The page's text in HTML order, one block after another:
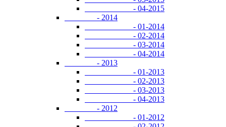
- 04-2015
- 2014
- 01-2014
- 02-2014
- 03-2014
- 04-2014
- 2013
- 01-2013
- 02-2013
- 03-2013
- 04-2013
- 2012
- 01-2012